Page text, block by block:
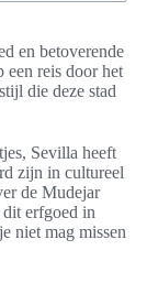
en betoverende
een reis door het
die deze stad
Sevilla heeft
zijn in cultureel
de Mudejar
erfgoed in
niet mag missen